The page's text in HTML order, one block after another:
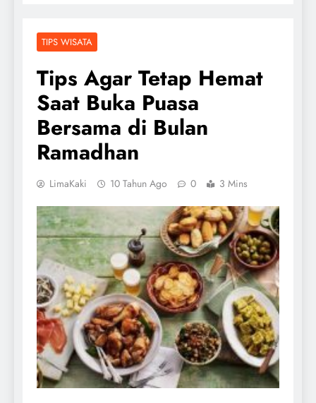
TIPS WISATA
Tips Agar Tetap Hemat
Saat Buka Puasa
Bersama di Bulan
Ramadhan
LimaKaki 10 Tahun Ago 0 3 Mins